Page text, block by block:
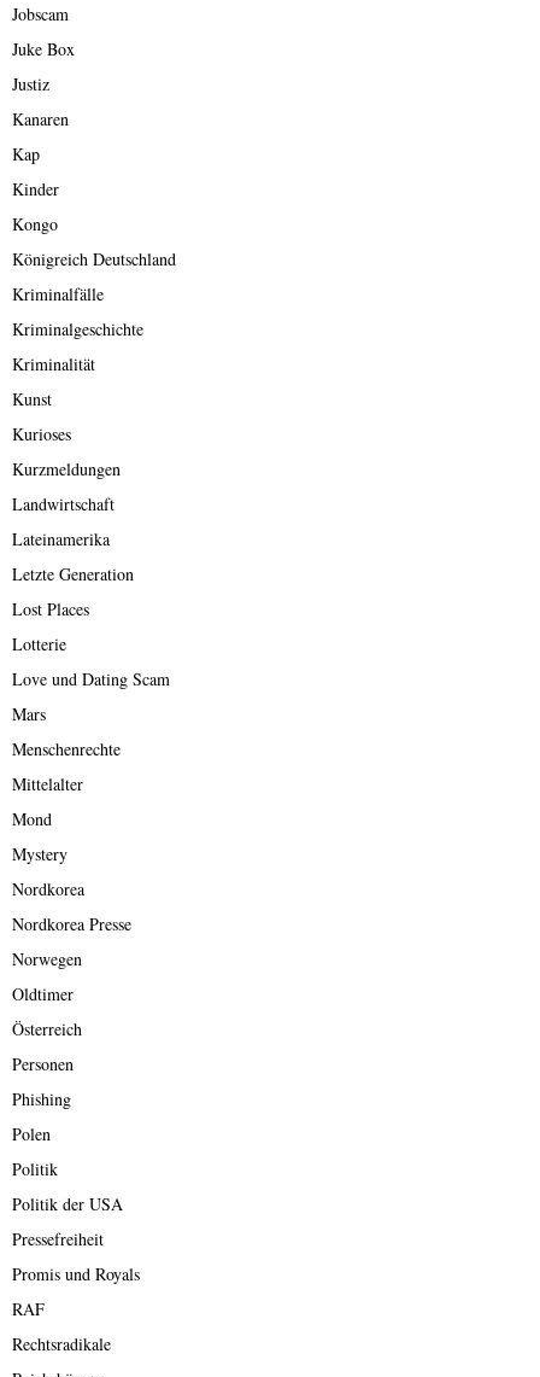
Jobscam
Juke Box
Justiz
Kanaren
Kap
Kinder
Kongo
Königreich Deutschland
Kriminalfälle
Kriminalgeschichte
Kriminalität
Kunst
Kurioses
Kurzmeldungen
Landwirtschaft
Lateinamerika
Letzte Generation
Lost Places
Lotterie
Love und Dating Scam
Mars
Menschenrechte
Mittelalter
Mond
Mystery
Nordkorea
Nordkorea Presse
Norwegen
Oldtimer
Österreich
Personen
Phishing
Polen
Politik
Politik der USA
Pressefreiheit
Promis und Royals
RAF
Rechtsradikale